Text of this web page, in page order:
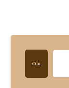
بحث